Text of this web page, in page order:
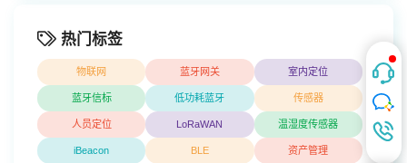
热门标签
物联网 蓝牙网关 室内定位
蓝牙信标 低功耗蓝牙 传感器
人员定位 LoRaWAN 温湿度传感器
iBeacon BLE 资产管理